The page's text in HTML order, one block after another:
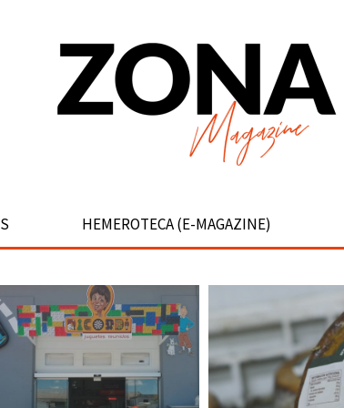
HEMEROTECA (E-MAGAZINE)